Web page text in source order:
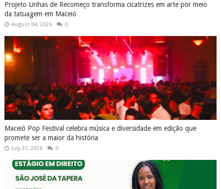
Projeto Linhas de Recomeço transforma cicatrizes em arte por meio
da tatuagem em Maceió
August 04, 2026 0
Maceió Pop Festival celebra música e diversidade em edição que
promete ser a maior da história
July 31, 2026 0